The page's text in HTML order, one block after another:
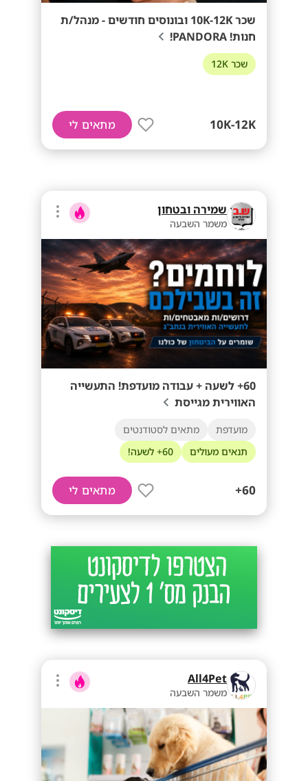
שכר 10K-12K ובונוסים חודשים - מנהל/ת
חנות! PANDORA!
שכר 12K
10K-12K מתאים לי
שמירה ובטחון
משמר השבעה
60+ לשעה + עבודה מועדפת! התעשייה
האווירית מגייסת
מועדפת
מתאים לסטודנטים
תנאים מעולים
60+ לשעה!
60+ מתאים לי
All4Pet
משמר השבעה